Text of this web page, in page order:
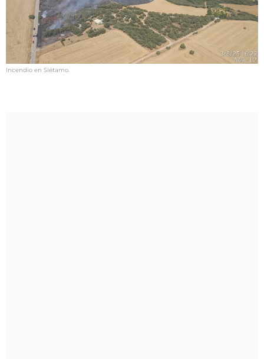
Incendio en Siétamo.